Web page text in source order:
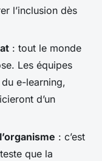
l’inclusion dès
: tout le monde
Les équipes
e-learning,
d’un
: c’est
que la